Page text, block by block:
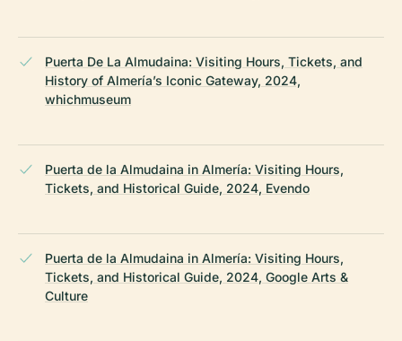
Puerta De La Almudaina: Visiting Hours, Tickets, and
History of Almería’s Iconic Gateway, 2024,
whichmuseum
Puerta de la Almudaina in Almería: Visiting Hours,
Tickets, and Historical Guide, 2024, Evendo
Puerta de la Almudaina in Almería: Visiting Hours,
Tickets, and Historical Guide, 2024, Google Arts &
Culture